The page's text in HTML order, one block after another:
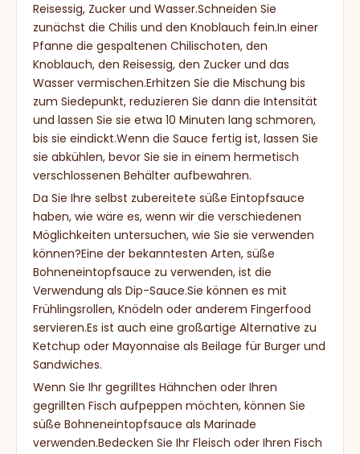
Reisessig, Zucker und Wasser.Schneiden Sie
zunächst die Chilis und den Knoblauch fein.In einer
Pfanne die gespaltenen Chilischoten, den
Knoblauch, den Reisessig, den Zucker und das
Wasser vermischen.Erhitzen Sie die Mischung bis
zum Siedepunkt, reduzieren Sie dann die Intensität
und lassen Sie sie etwa 10 Minuten lang schmoren,
bis sie eindickt.Wenn die Sauce fertig ist, lassen Sie
sie abkühlen, bevor Sie sie in einem hermetisch
verschlossenen Behälter aufbewahren.
Da Sie Ihre selbst zubereitete süße Eintopfsauce
haben, wie wäre es, wenn wir die verschiedenen
Möglichkeiten untersuchen, wie Sie sie verwenden
können?Eine der bekanntesten Arten, süße
Bohneneintopfsauce zu verwenden, ist die
Verwendung als Dip-Sauce.Sie können es mit
Frühlingsrollen, Knödeln oder anderem Fingerfood
servieren.Es ist auch eine großartige Alternative zu
Ketchup oder Mayonnaise als Beilage für Burger und
Sandwiches.
Wenn Sie Ihr gegrilltes Hähnchen oder Ihren
gegrillten Fisch aufpeppen möchten, können Sie
süße Bohneneintopfsauce als Marinade
verwenden.Bedecken Sie Ihr Fleisch oder Ihren Fisch